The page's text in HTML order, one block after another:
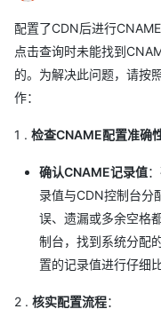
配置了CDN后进行
点击查询时未能找到
的。为解决此问题，请按
作：
1 . 检查CNAME配置准确
确认CNAME记录值
录值与CDN控制台分
误、遗漏或多余空格
制台，找到系统分配
置的记录值进行仔细比
2 . 核实配置流程：